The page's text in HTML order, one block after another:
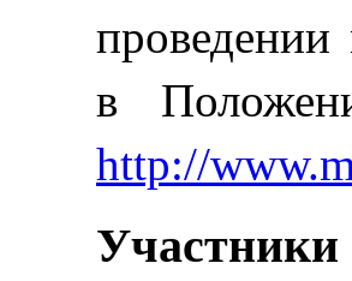
проведении
в
http://www.